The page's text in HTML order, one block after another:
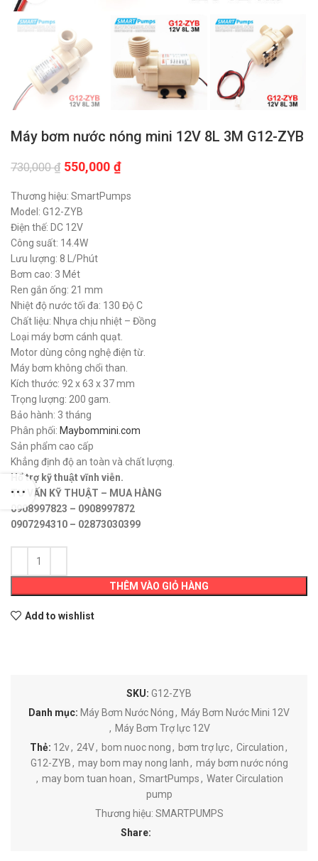
Máy bơm nước nóng mini 12V 8L 3M G12-ZYB
730,000₫ Giá
là:
730,000 ₫.
550,000 ₫Giá
tại
Thương hiệu: SmartPumps
Model: G12-ZYB
Điện thế: DC 12V
Công suất: 14.4W
Lưu lượng: 8 L/Phút
Bơm cao: 3 Mét
Ren gắn ống: 21 mm
Nhiệt độ nước tối đa: 130 Độ C
Chất liệu: Nhựa chịu nhiệt – Đồng
Loại máy bơm cánh quạt.
Motor dùng công nghệ điện từ.
Máy bơm không chổi than.
Kích thước: 92 x 63 x 37 mm
Trọng lượng: 200 gam.
Bảo hành: 3 tháng
Phân phối: Maybommini.com
Sản phẩm cao cấp
Khẳng định độ an toàn và chất lượng.
Hổ trợ kỹ thuật vĩnh viễn.
TƯ VẤN KỸ THUẬT – MUA HÀNG
0908997823 – 0908997872
0907294310 – 02873030399
THÊM VÀO GIỎ HÀNG
Add to wishlist
SKU: G12-ZYB
Danh mục: Máy Bơm Nước Nóng, Máy Bơm Nước Mini 12V
, Máy Bơm Trợ lực 12V
Thẻ: 12v, 24V, bom nuoc nong, bơm trợ lực, Circulation,
G12-ZYB, may bom may nong lanh, máy bơm nước nóng
, may bom tuan hoan, SmartPumps, Water Circulation
pump
Thương hiệu: SMARTPUMPS
Share: